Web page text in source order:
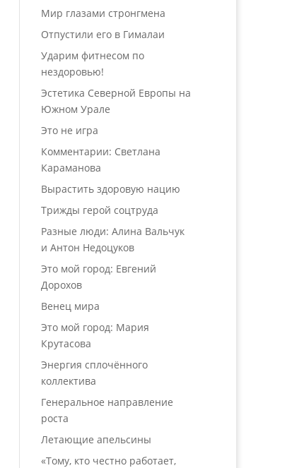
Мир глазами стронгмена
Отпустили его в Гималаи
Ударим фитнесом по
нездоровью!
Эстетика Северной Европы на
Южном Урале
Это не игра
Комментарии: Светлана
Караманова
Вырастить здоровую нацию
Трижды герой соцтруда
Разные люди: Алина Вальчук
и Антон Недоцуков
Это мой город: Евгений
Дорохов
Венец мира
Это мой город: Мария
Крутасова
Энергия сплочённого
коллектива
Генеральное направление
роста
Летающие апельсины
«Тому, кто честно работает,